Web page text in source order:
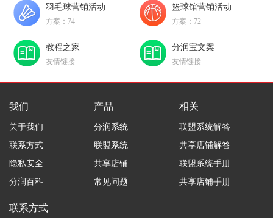
羽毛球营销活动
方案：74
篮球馆营销活动
方案：72
教程之家
友情链接
分润宝文案
友情链接
我们
关于我们
联系方式
隐私安全
分润百科
产品
分润系统
联盟系统
共享店铺
常见问题
相关
联盟系统解答
共享店铺解答
联盟系统手册
共享店铺手册
联系方式